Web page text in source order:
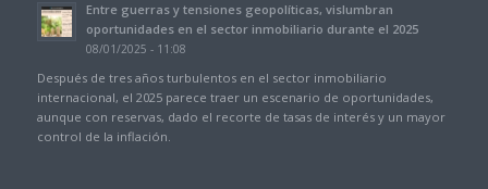
Entre guerras y tensiones geopolíticas, vislumbran
oportunidades en el sector inmobiliario durante el 2025
08/01/2025 - 11:08
Después de tres años turbulentos en el sector inmobiliario
internacional, el 2025 parece traer un escenario de oportunidades,
aunque con reservas, dado el recorte de tasas de interés y un mayor
control de la inflación.